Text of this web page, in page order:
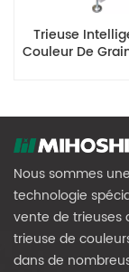
Trieuse
Couleur De
Nous sommes
technologie
vente de trieuses
trieuse de
dans de